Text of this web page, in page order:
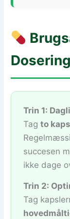
Dosering
Trin 1:
Tagto
succesen
ikke dage
Trin 2:
Tag